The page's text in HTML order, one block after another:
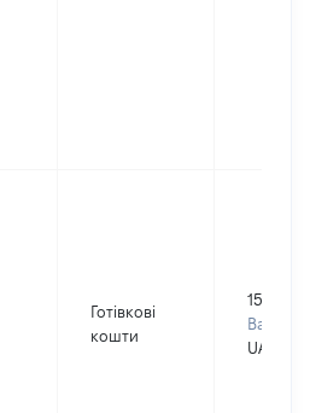
Готівкові
кошти
1500000
Валюта:
UAH